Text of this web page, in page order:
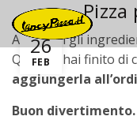
26
FEB
Pizza
Aggiungi gli
Quando hai finito di
aggiungerla
Buon divertimento.